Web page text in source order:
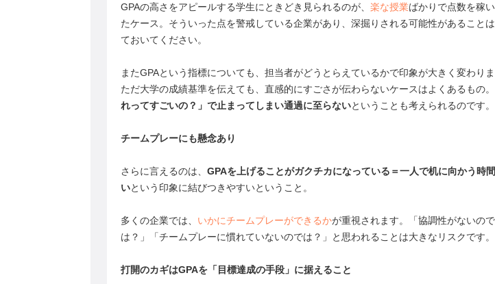
GPAの高さをアピールする学生にときどき見られるのが、 楽な授業ばかりで点数を稼
たケース。そういった点を警戒している企業があり、深掘りされる可能性があること
ておいてください。
またGPAという指標についても、担当者がどうとらえているかで印象が大きく変わりま
ただ大学の成績基準を伝えても、直感的にすごさが伝わらないケースはよくあるもの。
れってすごいの？」で止まってしまい通過に至らないということも考えられるのです。
チームプレーにも懸念あり
さらに言えるのは、 GPAを上げることがガクチカになっている＝一人で机に向かう時
いという印象に結びつきやすいということ。
多くの企業では、 いかにチームプレーができるかが重視されます。「協調性がないので
は？」「チームプレーに慣れていないのでは？」と思われることは大きなリスクです。
打開のカギはGPAを「目標達成の手段」に据えること